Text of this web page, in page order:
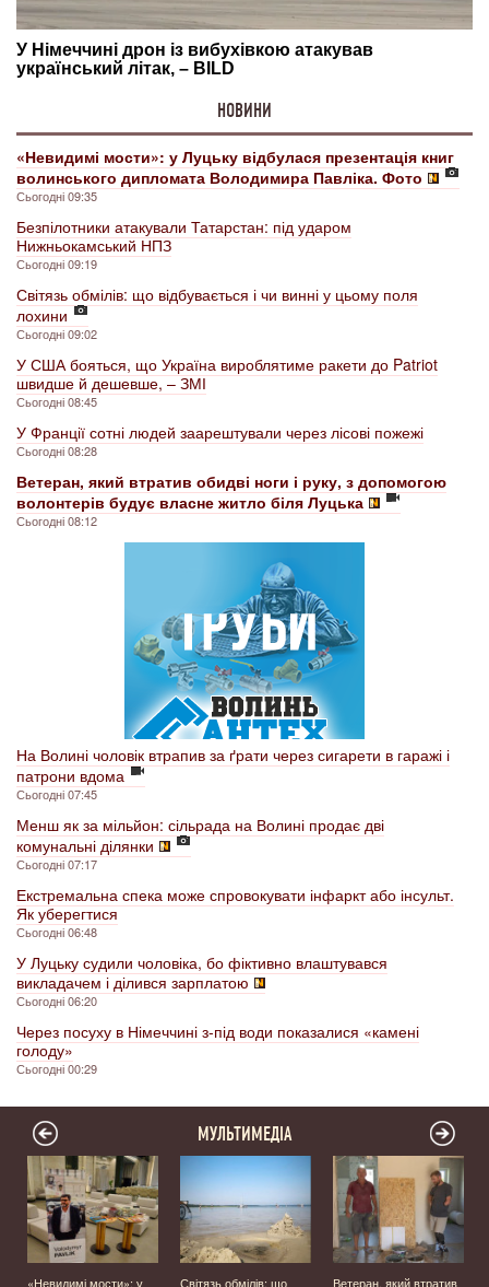
НОВИНИ
«Невидимі мости»: у Луцьку відбулася презентація книг
волинського дипломата Володимира Павліка. Фото
Сьогодні 09:35
Безпілотники атакували Татарстан: під ударом
Нижньокамський НПЗ
Сьогодні 09:19
Світязь обмілів: що відбувається і чи винні у цьому поля
лохини
Сьогодні 09:02
У США бояться, що Україна вироблятиме ракети до Patriot
швидше й дешевше, – ЗМІ
Сьогодні 08:45
У Франції сотні людей заарештували через лісові пожежі
Сьогодні 08:28
Ветеран, який втратив обидві ноги і руку, з допомогою
волонтерів будує власне житло біля Луцька
Сьогодні 08:12
На Волині чоловік втрапив за ґрати через сигарети в гаражі і
патрони вдома
Сьогодні 07:45
Менш як за мільйон: сільрада на Волині продає дві
комунальні ділянки
Сьогодні 07:17
Екстремальна спека може спровокувати інфаркт або інсульт.
Як уберегтися
Сьогодні 06:48
У Луцьку судили чоловіка, бо фіктивно влаштувався
викладачем і ділився зарплатою
Сьогодні 06:20
Через посуху в Німеччині з-під води показалися «камені
голоду»
Сьогодні 00:29
МУЛЬТИМЕДІА
«Невидимі мости»: у Світязь обмілів: що Ветеран, який втратив